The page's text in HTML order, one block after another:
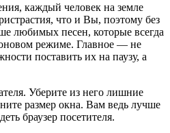
каждый человек на земле
что и Вы, поэтому без
любимых песен, которые всегда
режиме. Главное — не
поставить их на паузу, а
Уберите из него лишние
размер окна. Вам ведь лучше
браузер посетителя.